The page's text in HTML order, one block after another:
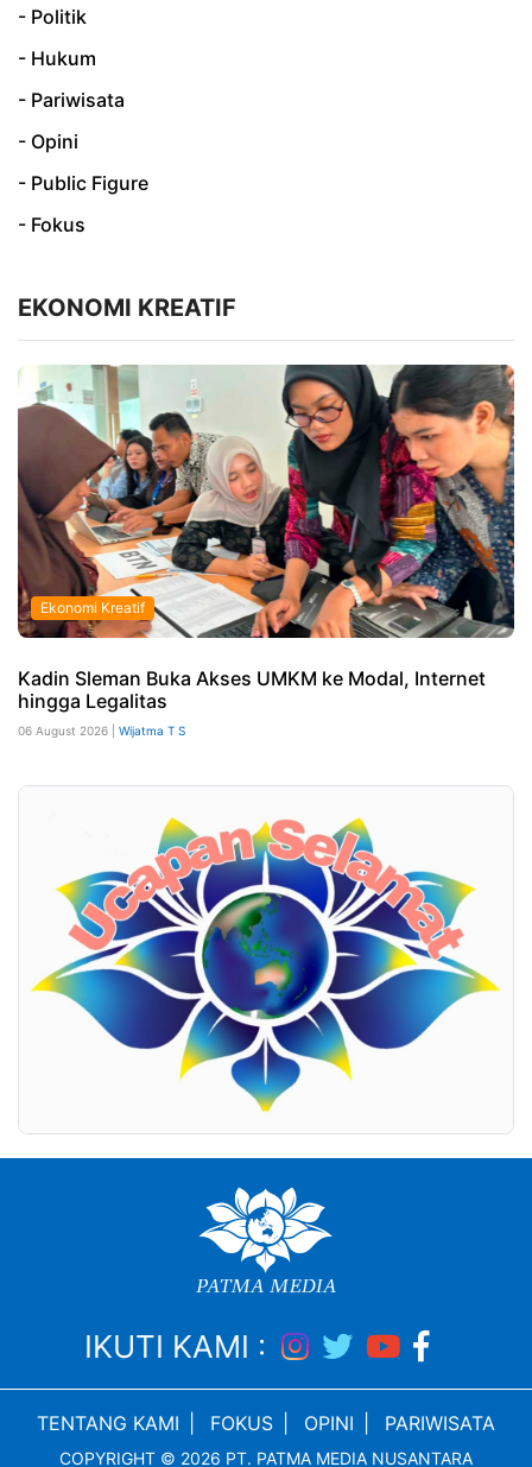
- Politik
- Hukum
- Pariwisata
- Opini
- Public Figure
- Fokus
EKONOMI KREATIF
Ekonomi Kreatif
Kadin Sleman Buka Akses UMKM ke Modal, Internet
hingga Legalitas
06 August 2026 | Wijatma T S
IKUTI KAMI :
TENTANG KAMI FOKUS OPINI PARIWISATA
COPYRIGHT © 2026 PT. PATMA MEDIA NUSANTARA